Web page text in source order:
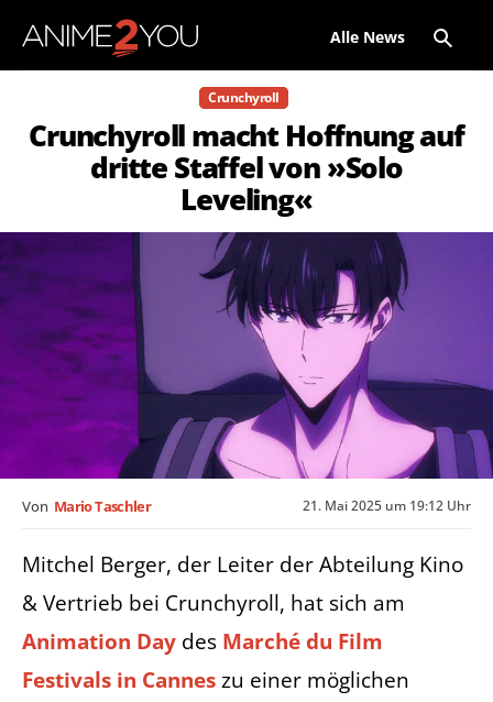
Alle News
Crunchyroll
Crunchyroll macht Hoffnung auf
dritte Staffel von »Solo
Leveling«
21. Mai 2025 um 19:12 Uhr
Von Mario Taschler
Mitchel Berger, der Leiter der Abteilung Kino
& Vertrieb bei Crunchyroll, hat sich am
Animation Day des Marché du Film
Festivals in Canneszu einer möglichen